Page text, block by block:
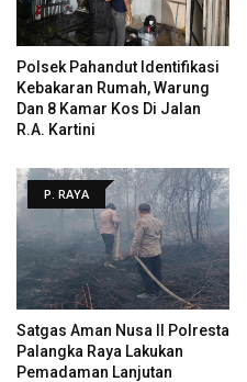
Polsek Pahandut Identifikasi
Kebakaran Rumah, Warung
Dan 8 Kamar Kos Di Jalan
R.A. Kartini
P. RAYA
Satgas Aman Nusa II Polresta
Palangka Raya Lakukan
Pemadaman Lanjutan